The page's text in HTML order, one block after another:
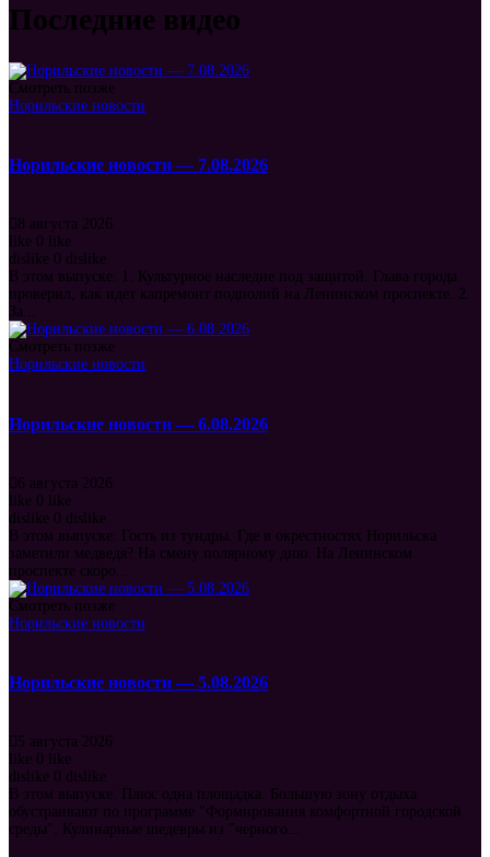
Последние видео
Смотреть позже
Норильские новости
Норильские новости — 7.08.2026
8 августа 2026
like
0
like
dislike
0 dislike
В этом выпуске: 1. Культурное наследие под защитой. Глава города
проверил, как идет капремонт подполий на Ленинском проспекте. 2.
За...
Смотреть позже
Норильские новости
Норильские новости — 6.08.2026
6 августа 2026
like
0
like
dislike
0 dislike
В этом выпуске: Гость из тундры. Где в окрестностях Норильска
заметили медведя? На смену полярному дню. На Ленинском
проспекте скоро...
Смотреть позже
Норильские новости
Норильские новости — 5.08.2026
5 августа 2026
like
0
like
dislike
0 dislike
В этом выпуске: Плюс одна площадка. Большую зону отдыха
обустраивают по программе "Формирования комфортной городской
среды". Кулинарные шедевры из "черного...